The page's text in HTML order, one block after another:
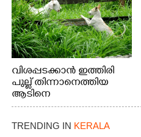
വിശപ്പടക്കാൻ ഇത്തിരി
പുല്ല് തിന്നാനെത്തിയ
ആടിനെ
ആക്രമിക്കാനൊരുങ്ങുന്ന
എറണാകുളം
TRENDING IN KERALA